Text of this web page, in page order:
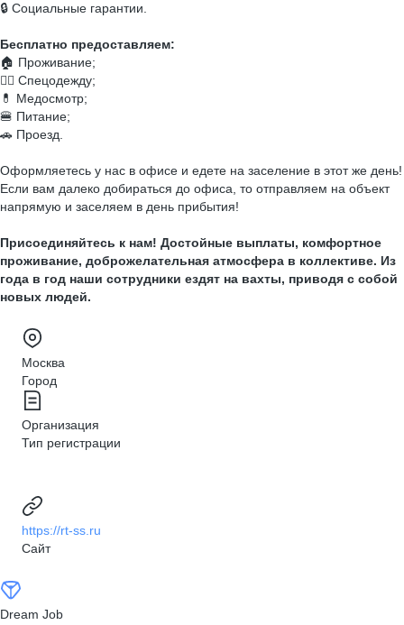
🔒 Социальные гарантии.
Бесплатно предоставляем:
🏠 Проживание;
👷‍♂ Спецодежду;
💊 Медосмотр;
🍔 Питание;
🚗 Проезд.
Оформляетесь у нас в офисе и едете на заселение в этот же день!
Если вам далеко добираться до офиса, то отправляем на объект
напрямую и заселяем в день прибытия!
Присоединяйтесь к нам! Достойные выплаты, комфортное
проживание, доброжелательная атмосфера в коллективе. Из
года в год наши сотрудники ездят на вахты, приводя с собой
новых людей.
Москва
Город
Организация
Тип регистрации
https://rt-ss.ru
Сайт
Dream Job